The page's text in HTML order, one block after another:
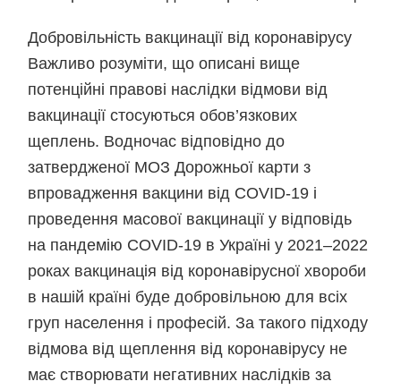
Добровільність вакцинації від коронавірусу
Важливо розуміти, що описані вище
потенційні правові наслідки відмови від
вакцинації стосуються обов’язкових
щеплень. Водночас відповідно до
затвердженої МОЗ Дорожньої карти з
впровадження вакцини від COVID-19 і
проведення масової вакцинації у відповідь
на пандемію COVID-19 в Україні у 2021–2022
роках вакцинація від коронавірусної хвороби
в нашій країні буде добровільною для всіх
груп населення і професій. За такого підходу
відмова від щеплення від коронавірусу не
має створювати негативних наслідків за